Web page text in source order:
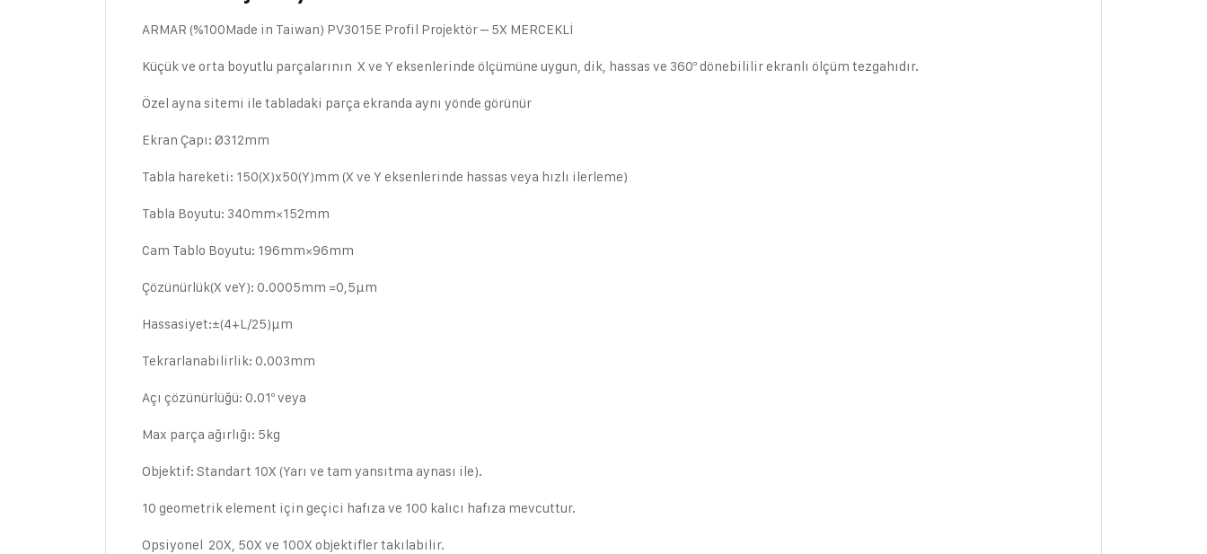
ARMAR (%100Made in Taiwan) PV3015E Profil Projektör – 5X MERCEKLİ
Küçük ve orta boyutlu parçalarının X ve Y eksenlerinde ölçümüne uygun, dik, hassas ve 360º dönebililir ekranlı ölçüm tezgahıdır.
Özel ayna sitemi ile tabladaki parça ekranda aynı yönde görünür
Ekran Çapı: Ø312mm
Tabla hareketi: 150(X)x50(Y)mm (X ve Y eksenlerinde hassas veya hızlı ilerleme)
Tabla Boyutu: 340mm×152mm
Cam Tablo Boyutu: 196mm×96mm
Çözünürlük(X veY): 0.0005mm =0,5µm
Hassasiyet:±(4+L/25)µm
Tekrarlanabilirlik: 0.003mm
Açı çözünürlüğü: 0.01º veya
Max parça ağırlığı: 5kg
Objektif: Standart 10X (Yarı ve tam yansıtma aynası ile).
10 geometrik element için geçici hafıza ve 100 kalıcı hafıza mevcuttur.
Opsiyonel 20X, 50X ve 100X objektifler takılabilir.